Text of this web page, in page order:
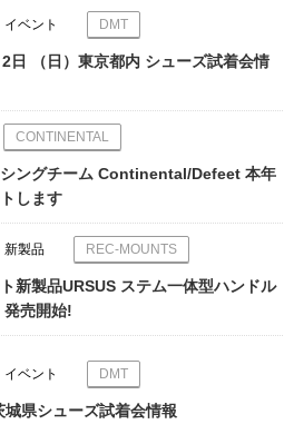
イベント DMT
日 （日）東京都内 シューズ試着会情
CONTINENTAL
ングチーム Continental/Defeet 本年
します
新製品 REC-MOUNTS
新製品URSUS ステム一体型ハンドル
発売開始!
イベント DMT
県シューズ試着会情報